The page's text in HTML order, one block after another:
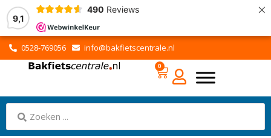
9,1
490 Reviews ×
0528-769056 info@bakfietscentrale.nl
0